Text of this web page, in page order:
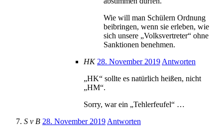
Wie will man Schülern Ordnung
beibringen, wenn sie erleben, wie
sich unsere „Volksvertreter“ ohne
Sanktionen benehmen.
HK 28. November 2019 Antworten
„HK“ sollte es natürlich heißen, nicht
„HM“.
Sorry, war ein „Tehlerfeufel“ …
S v B 28. November 2019 Antworten